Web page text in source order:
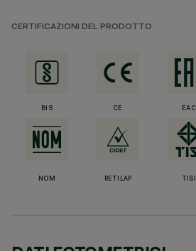
CERTIFICAZIONI DEL PRODOTTO
BIS CE EAC
NOM RETILAP TISI